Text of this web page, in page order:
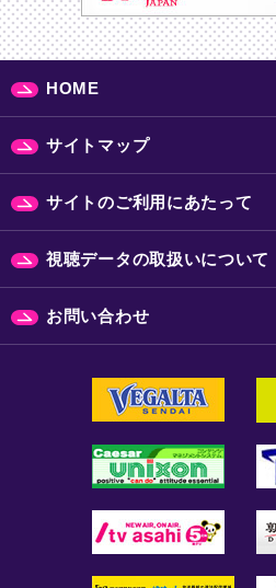
HOME
サイトマップ
サイトのご利用にあたって
視聴データの取扱いについて
お問い合わせ